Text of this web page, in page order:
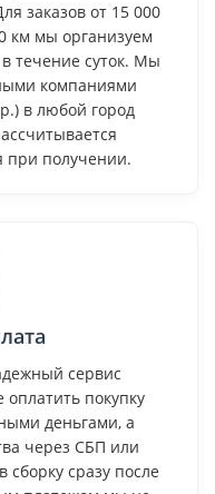
заказов от 15 000
км мы организуем
течение суток. Мы
компаниями
в любой город
при получении.
сервис
покупку
деньгами, а
через СБП или
сборку сразу после